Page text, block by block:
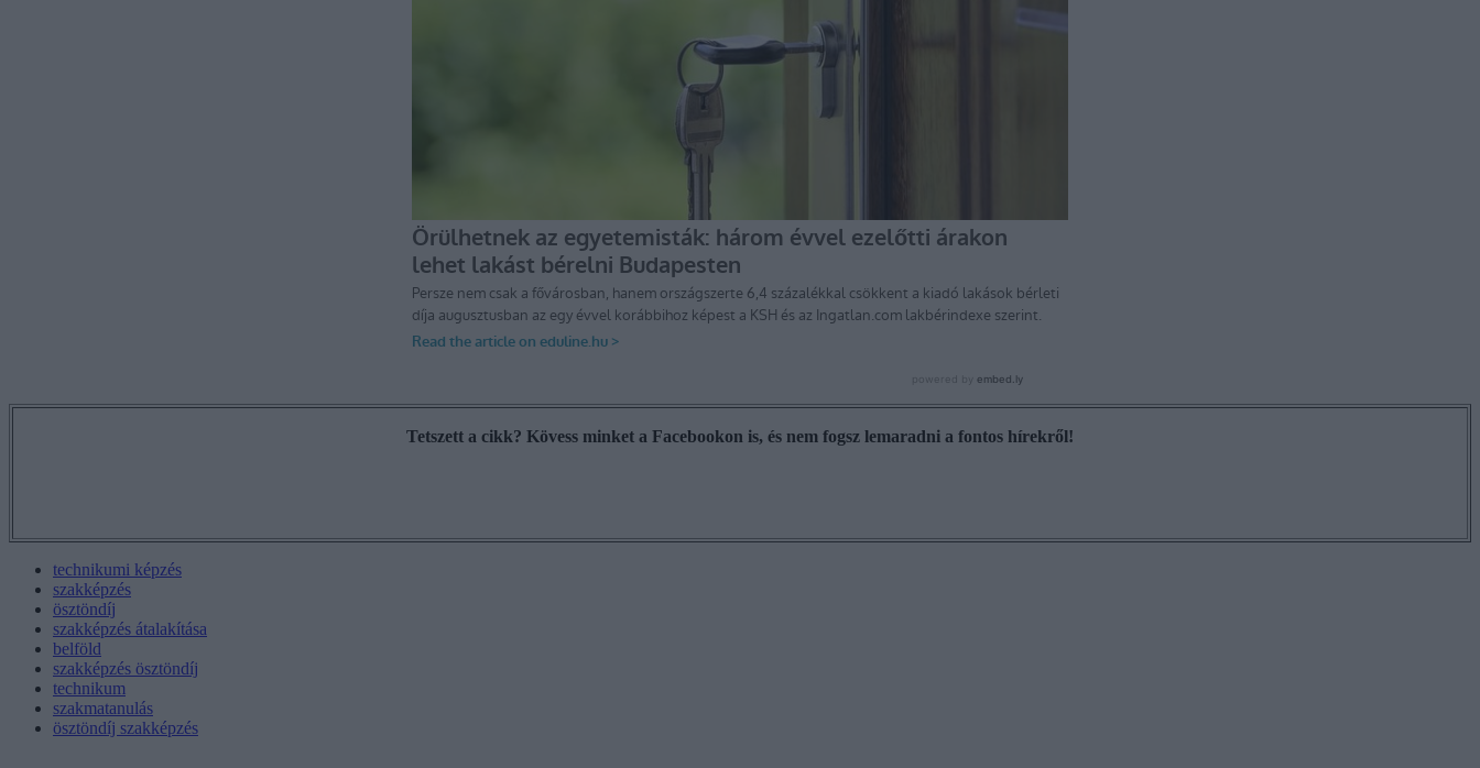
Tetszett a cikk? Kövess minket a Facebookon is, és nem fogsz lemaradni a fontos hírekről!
technikumi képzés
szakképzés
ösztöndíj
szakképzés átalakítása
belföld
szakképzés ösztöndíj
technikum
szakmatanulás
ösztöndíj szakképzés